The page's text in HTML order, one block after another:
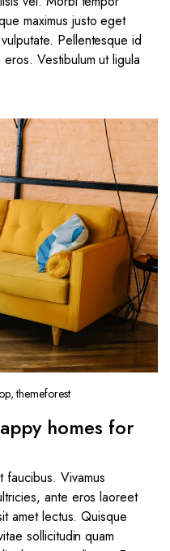
maximus justo eget
Pellentesque id
Vestibulum ut ligula
, themeforest
homes for
faucibus. Vivamus
ante eros laoreet
amet lectus. Quisque
sollicitudin quam